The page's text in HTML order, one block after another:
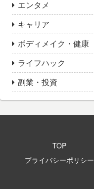
エンタメ
キャリア
ボディメイク・健康
ライフハック
副業・投資
TOP
プライバシーポリシー